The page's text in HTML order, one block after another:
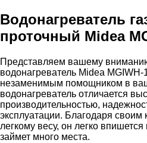
Водонагреватель
проточный Midea
Представляем вашему
водонагреватель Midea MGIWH-
незаменимым помощником в
водонагреватель отличается
производительностью,
эксплуатации. Благодаря
легкому весу, он легко
займет много места.